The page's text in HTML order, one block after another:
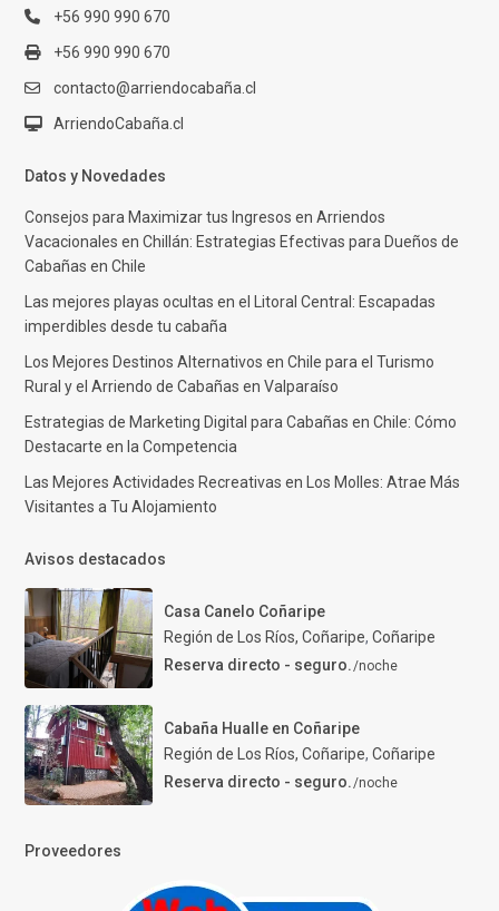
+56 990 990 670
+56 990 990 670
contacto@arriendocabaña.cl
ArriendoCabaña.cl
Datos y Novedades
Consejos para Maximizar tus Ingresos en Arriendos
Vacacionales en Chillán: Estrategias Efectivas para Dueños de
Cabañas en Chile
Las mejores playas ocultas en el Litoral Central: Escapadas
imperdibles desde tu cabaña
Los Mejores Destinos Alternativos en Chile para el Turismo
Rural y el Arriendo de Cabañas en Valparaíso
Estrategias de Marketing Digital para Cabañas en Chile: Cómo
Destacarte en la Competencia
Las Mejores Actividades Recreativas en Los Molles: Atrae Más
Visitantes a Tu Alojamiento
Avisos destacados
Casa Canelo Coñaripe
Región de Los Ríos, Coñaripe, Coñaripe
Reserva directo - seguro./noche
Cabaña Hualle en Coñaripe
Región de Los Ríos, Coñaripe, Coñaripe
Reserva directo - seguro./noche
Proveedores